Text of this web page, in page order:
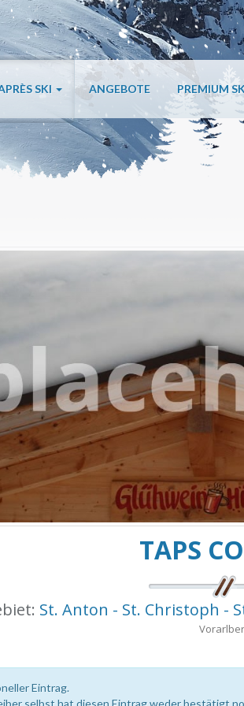
SKI ANGEBOTE PREMIUM
TAPS
St. Anton - St. Christoph -
Eintrag.